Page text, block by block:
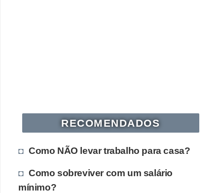
RECOMENDADOS
Como NÃO levar trabalho para casa?
Como sobreviver com um salário
mínimo?